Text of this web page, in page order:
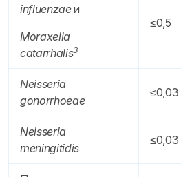
influenzaeи
Moraxella
catarrhalis3
≤0,5
Neisseria
gonorrhoeae
≤0,03
Neisseria
meningitidis
≤0,03